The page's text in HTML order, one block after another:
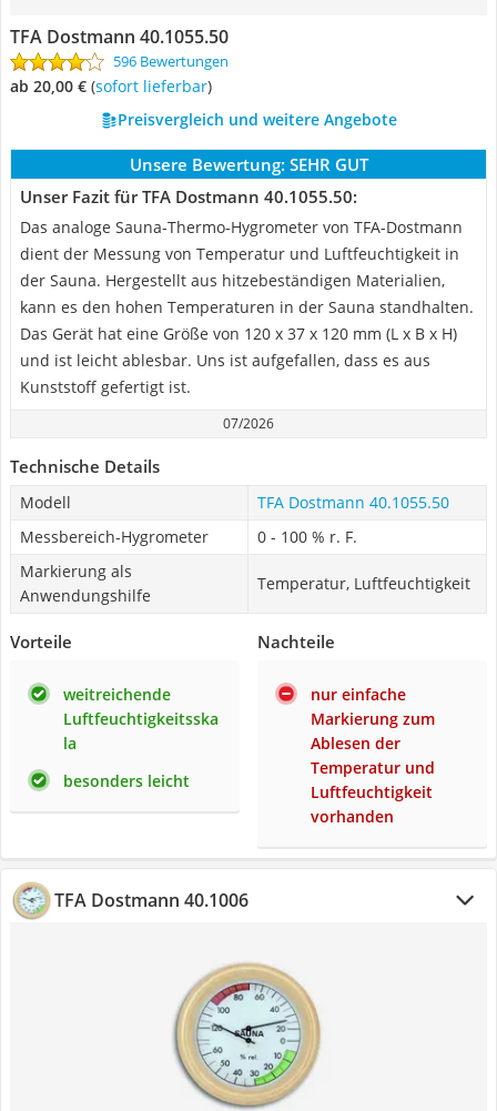
TFA Dostmann 40.1055.50
596 Bewertungen
ab 20,00 € ( Sofort lieferbar)
Preisvergleich und weitere Angebote
Unsere Bewertung: SEHR GUT
Unser Fazit für TFA Dostmann 40.1055.50:
Das analoge Sauna-Thermo-Hygrometer von TFA-Dostmann
dient der Messung von Temperatur und Luftfeuchtigkeit in
der Sauna. Hergestellt aus hitzebeständigen Materialien,
kann es den hohen Temperaturen in der Sauna standhalten.
Das Gerät hat eine Größe von 120 x 37 x 120 mm (L x B x H)
und ist leicht ablesbar. Uns ist aufgefallen, dass es aus
Kunststoff gefertigt ist.
07/2026
Technische Details
Modell
TFA Dostmann 40.1055.50
Messbereich-Hygrometer
0 - 100 % r. F.
Markierung als
Anwendungshilfe
Temperatur, Luftfeuchtigkeit
Vorteile
weitreichende
Luftfeuchtigkeitsska
la
besonders leicht
Nachteile
nur einfache
Markierung zum
Ablesen der
Temperatur und
Luftfeuchtigkeit
vorhanden
TFA Dostmann 40.1006